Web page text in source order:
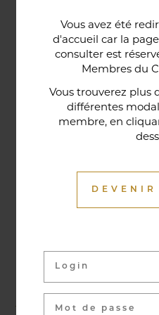
Vous avez été
d'accueil car la
consulter est
Membres du
Vous trouverez plus
différentes
membre, en
DEVENIR
historique de la maison,
cette trace du passé
être en ces lieux et de
contribuent à la
restaurant
relooké en janvier
vous
Activités &